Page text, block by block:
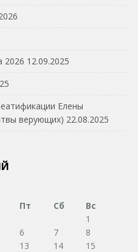
2026 12.09.2025
Елены
верующих) 22.08.2025
Пт Сб
Вс
1
6 7
8
13 14
15